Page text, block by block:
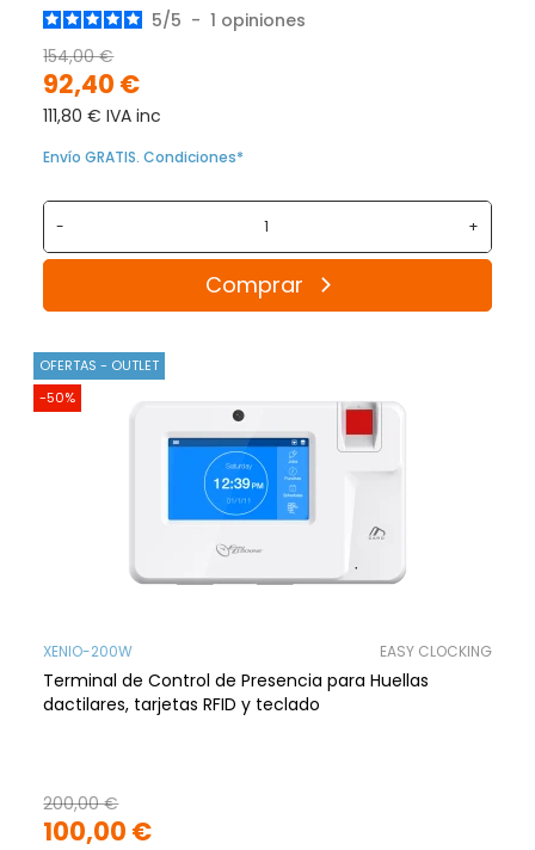
5/5 - 1 opiniones
92,40 €
154,00 €
111,80 € IVA inc
Envío GRATIS. Condiciones*
- +
Comprar
OFERTAS - OUTLET
-50%
XENIO-200W EASY CLOCKING
Terminal de Control de Presencia para Huellas
dactilares, tarjetas RFID y teclado
100,00 €
200,00 €